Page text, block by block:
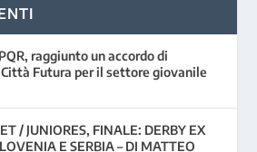
raggiunto un accordo di
Futura per il settore giovanile
/ JUNIORES, FINALE: DERBY EX
E SERBIA – DI MATTEO